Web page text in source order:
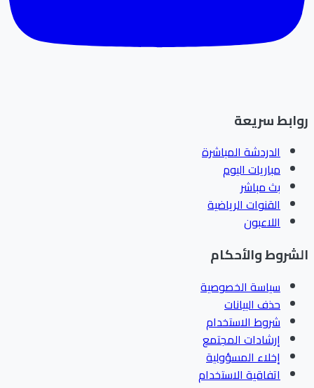
سريعة
الدردشة المباشرة
مباريات اليوم
بث مباشر
القنوات الرياضية
اللاعبون
والأحكام
سياسة الخصوصية
حذف البيانات
شروط الاستخدام
إرشادات المجتمع
إخلاء المسؤولية
اتفاقية الاستخدام